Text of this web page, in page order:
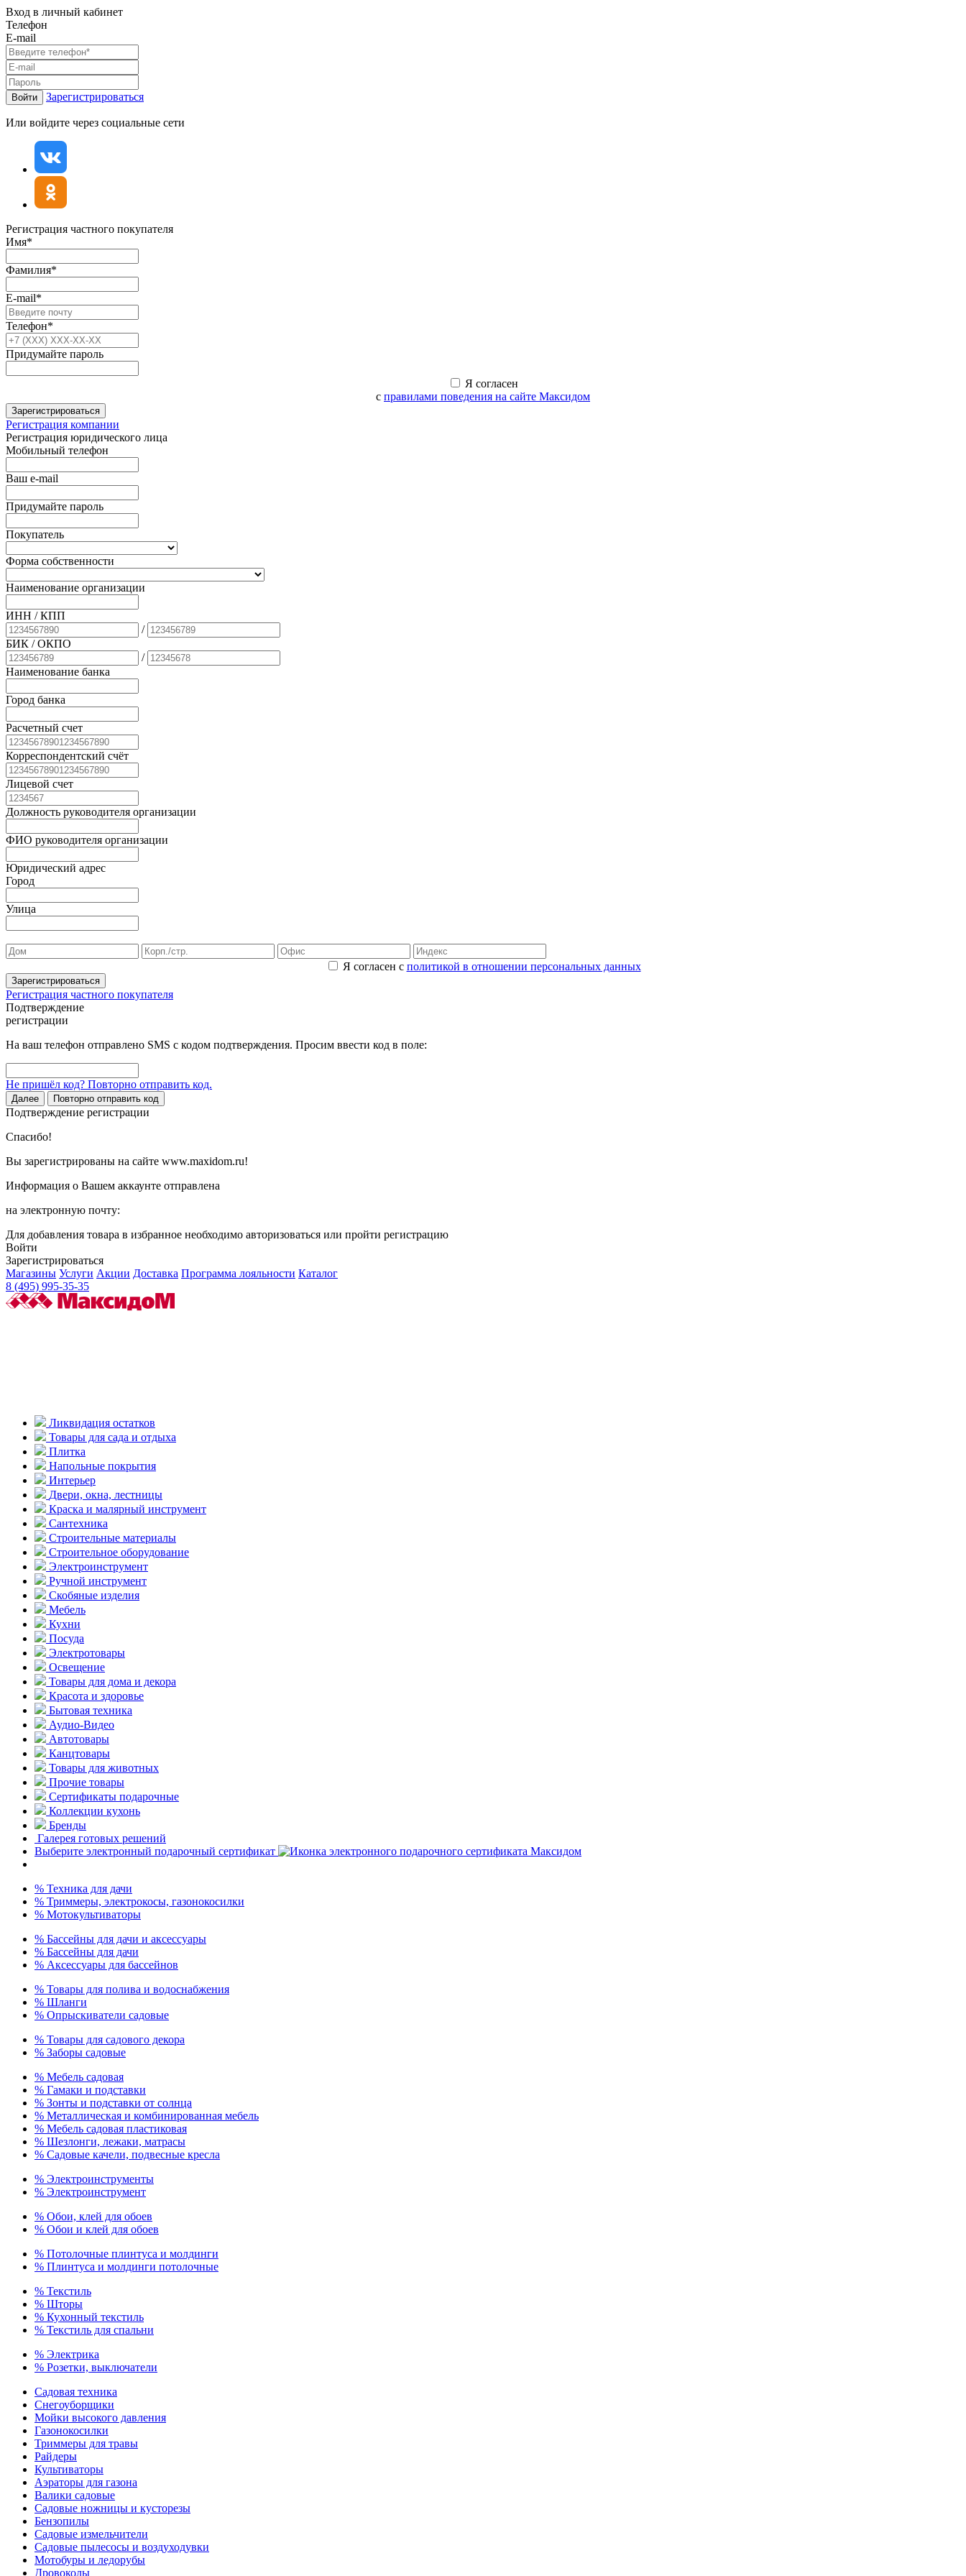
Вход в личный кабинет
Телефон
E-mail
Войти Зарегистрироваться
Или войдите через социальные сети
Регистрация частного покупателя
Имя*
Фамилия*
E-mail*
Телефон*
Придумайте пароль
Я согласен
с правилами поведения на сайте Максидом
Зарегистрироваться
Регистрация компании
Регистрация юридического лица
Мобильный телефон
Ваш e-mail
Придумайте пароль
Покупатель
Форма собственности
Наименование организации
ИНН / КПП
/
БИК / ОКПО
/
Наименование банка
Город банка
Расчетный счет
Корреспондентский счёт
Лицевой счет
Должность руководителя организации
ФИО руководителя организации
Юридический адрес
Город
Улица
Я согласен с политикой в отношении персональных данных
Зарегистрироваться
Регистрация частного покупателя
Подтверждение
регистрации
На ваш телефон отправлено SMS с кодом подтверждения. Просим ввести код в поле:
Не пришёл код? Повторно отправить код.
Далее Повторно отправить код
Подтверждение регистрации
Спасибо!
Вы зарегистрированы на сайте www.maxidom.ru!
Информация о Вашем аккаунте отправлена
на электронную почту:
Для добавления товара в избранное необходимо авторизоваться или пройти регистрацию
Войти
Зарегистрироваться
Магазины Услуги Акции Доставка Программа лояльности Каталог
8 (495) 995-35-35
Ликвидация остатков
Товары для сада и отдыха
Плитка
Напольные покрытия
Интерьер
Двери, окна, лестницы
Краска и малярный инструмент
Сантехника
Строительные материалы
Строительное оборудование
Электроинструмент
Ручной инструмент
Скобяные изделия
Мебель
Кухни
Посуда
Электротовары
Освещение
Товары для дома и декора
Красота и здоровье
Бытовая техника
Аудио-Видео
Автотовары
Канцтовары
Товары для животных
Прочие товары
Сертификаты подарочные
Коллекции кухонь
Бренды
Галерея готовых решений
Выберите электронный подарочный сертификат
% Техника для дачи
% Триммеры, электрокосы, газонокосилки
% Мотокультиваторы
% Бассейны для дачи и аксессуары
% Бассейны для дачи
% Аксессуары для бассейнов
% Товары для полива и водоснабжения
% Шланги
% Опрыскиватели садовые
% Товары для садового декора
% Заборы садовые
% Мебель садовая
% Гамаки и подставки
% Зонты и подставки от солнца
% Металлическая и комбинированная мебель
% Мебель садовая пластиковая
% Шезлонги, лежаки, матрасы
% Садовые качели, подвесные кресла
% Электроинструменты
% Электроинструмент
% Обои, клей для обоев
% Обои и клей для обоев
% Потолочные плинтуса и молдинги
% Плинтуса и молдинги потолочные
% Текстиль
% Шторы
% Кухонный текстиль
% Текстиль для спальни
% Электрика
% Розетки, выключатели
Садовая техника
Снегоуборщики
Мойки высокого давления
Газонокосилки
Триммеры для травы
Райдеры
Культиваторы
Аэраторы для газона
Валики садовые
Садовые ножницы и кусторезы
Бензопилы
Садовые измельчители
Садовые пылесосы и воздуходувки
Мотобуры и ледорубы
Дровоколы